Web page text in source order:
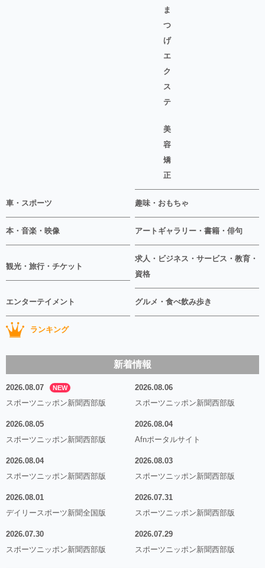
ま
つ
げ
エ
ク
ス
テ
美
容
矯
正
車・スポーツ 趣味・おもちゃ
本・音楽・映像 アートギャラリー・書籍・俳句
観光・旅行・チケット
求人・ビジネス・サービス・教育・
資格
エンターテイメント グルメ・食べ飲み歩き
ランキング
新着情報
2026.08.07 NEW
スポーツニッポン新聞西部版
2026.08.06
スポーツニッポン新聞西部版
2026.08.05
スポーツニッポン新聞西部版
2026.08.04
Afnポータルサイト
2026.08.04
スポーツニッポン新聞西部版
2026.08.03
スポーツニッポン新聞西部版
2026.08.01
デイリースポーツ新聞全国版
2026.07.31
スポーツニッポン新聞西部版
2026.07.30
スポーツニッポン新聞西部版
2026.07.29
スポーツニッポン新聞西部版